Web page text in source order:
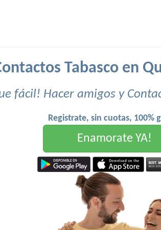
Tabasco en
fácil! Hacer amigos y
Registrate, sin cuotas, 100%
Enamorate YA!